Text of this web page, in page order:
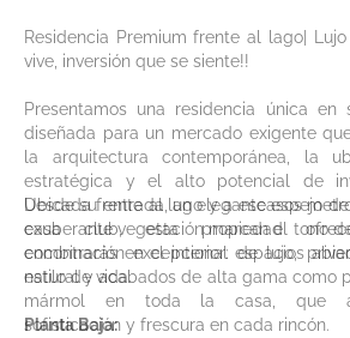
Residencia Premium frente al lago|
vive, inversión que se siente!!
Presentamos una residencia única en
diseñada para un mercado exigente
la arquitectura contemporánea, la
estratégica y el alto potencial de
Ubicada frente al lago y a escasos
casa club, esta propiedad
combinación excepcional de lujo,
estilo de vida.
Desde su entrada, un elegante espejo
exuberante vegetación marcan el tono
encontrarás en el interior: espacios
natural y acabados de alta gama como
mármol en toda la casa, que
sofisticación y frescura en cada rincón.
Planta Baja: